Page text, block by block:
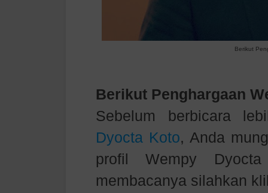
Berikut
Berikut Penghargaan
Sebelum berbicara
Dyocta Koto, Anda
profil Wempy
membacanya silahkan